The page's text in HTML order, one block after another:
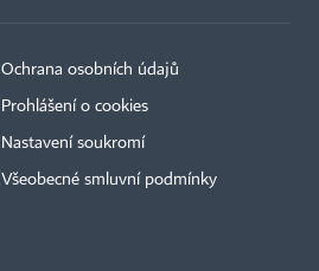
Ochrana osobních údajů
Prohlášení o cookies
Nastavení soukromí
Všeobecné smluvní podmínky